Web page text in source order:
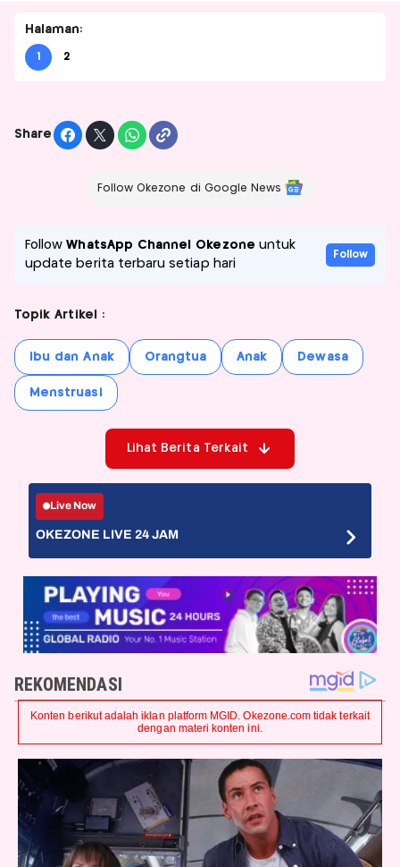
Halaman:
1 2
Share
Follow Okezone di Google News
FollowWhatsApp Channel Okezone untuk
update berita terbaru setiap hari
Follow
Topik Artikel :
Ibu dan Anak Orangtua Anak Dewasa
Menstruasi
Lihat Berita Terkait
Live Now
OKEZONE LIVE 24 JAM